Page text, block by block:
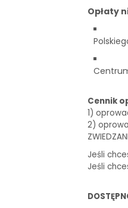
Opłaty
Cennik
1)
2)
Jeśli
Jeśli